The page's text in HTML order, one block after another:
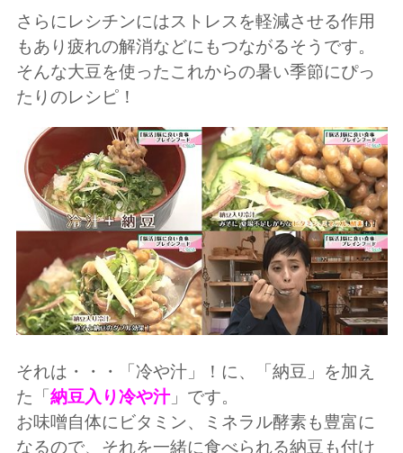
さらにレシチンにはストレスを軽減させる作用
もあり疲れの解消などにもつながるそうです。
そんな大豆を使ったこれからの暑い季節にぴっ
たりのレシピ！
それは・・・「冷や汁」！に、「納豆」を加え
た「納豆入り冷や汁」です。
お味噌自体にビタミン、ミネラル酵素も豊富に
なるので、それを一緒に食べられる納豆も付け